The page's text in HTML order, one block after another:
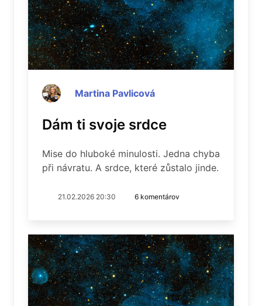
Martina Pavlicová
Dám ti svoje srdce
Mise do hluboké minulosti. Jedna chyba
při návratu. A srdce, které zůstalo jinde.
21.02.2026 20:30 6 komentárov